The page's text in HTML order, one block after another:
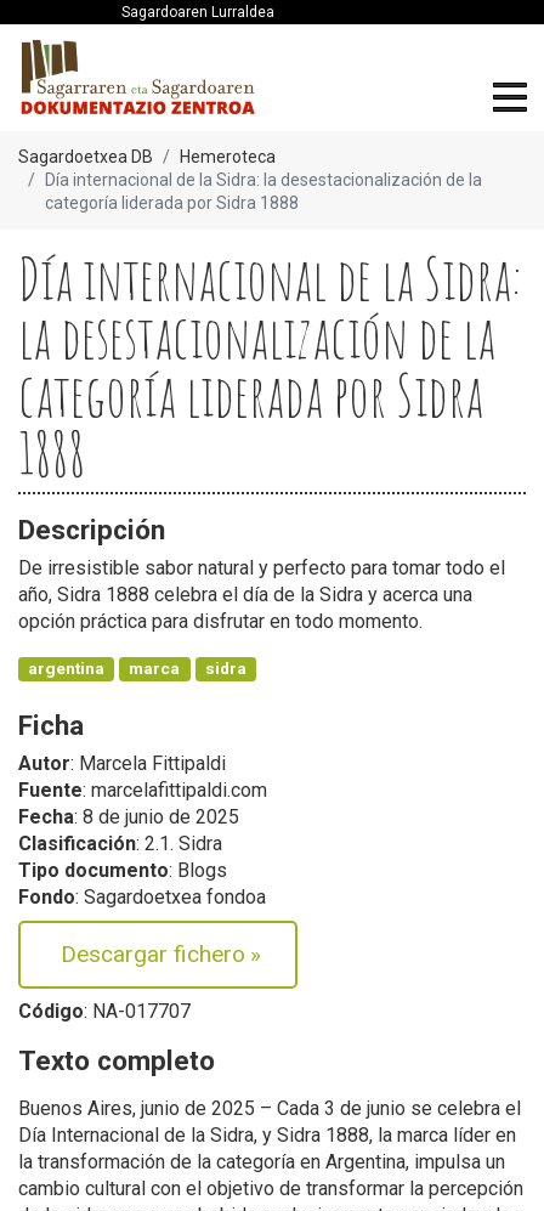
Sagardoaren Lurraldea
Sagardoetxea DB
Hemeroteca
Día internacional de la Sidra: la desestacionalización de la
categoría liderada por Sidra 1888
Día internacional de la Sidra:
la desestacionalización de la
categoría liderada por Sidra
1888
Descripción
De irresistible sabor natural y perfecto para tomar todo el
año, Sidra 1888 celebra el día de la Sidra y acerca una
opción práctica para disfrutar en todo momento.
argentina marca sidra
Ficha
Autor: Marcela Fittipaldi
Fuente: marcelafittipaldi.com
Fecha: 8 de junio de 2025
Clasificación: 2.1. Sidra
Tipo documento: Blogs
Fondo: Sagardoetxea fondoa
Descargar fichero »
Código: NA-017707
Texto completo
Buenos Aires, junio de 2025 – Cada 3 de junio se celebra el
Día Internacional de la Sidra, y Sidra 1888, la marca líder en
la transformación de la categoría en Argentina, impulsa un
cambio cultural con el objetivo de transformar la percepción